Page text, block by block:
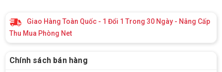
Giao Hàng Toàn Quốc - 1 Đổi 1 Trong 30 Ngày - Nâng Cấp
Thu Mua Phòng Net
Chính sách bán hàng